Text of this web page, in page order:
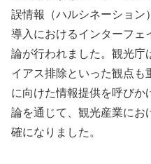
誤情報（ハルシネーション
導入におけるインターフェ
論が行われました。観光庁
イアス排除といった観点も
に向けた情報提供を呼びか
論を通じて、観光産業にお
確になりました。